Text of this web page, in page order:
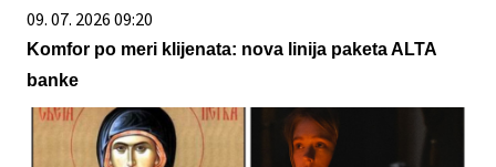
09. 07. 2026 09:20
Komfor po meri klijenata: nova linija paketa ALTA
banke